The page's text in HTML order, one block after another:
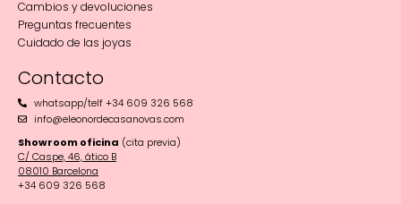
Cambios y devoluciones
Preguntas frecuentes
Cuidado de las joyas
Contacto
whatsapp/telf +34 609 326 568
info@eleonordecasanovas.com
Showroom oficina (cita previa)
C/ Caspe, 46, ático B
08010 Barcelona‬
+34 609 326 568